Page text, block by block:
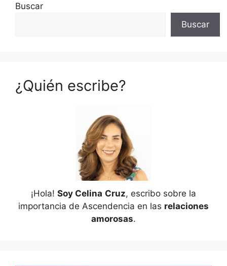
Buscar
Buscar
¿Quién escribe?
¡Hola! Soy Celina Cruz, escribo sobre la
importancia de Ascendencia en las relaciones
amorosas.